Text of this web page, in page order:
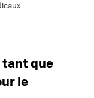
tant que
le